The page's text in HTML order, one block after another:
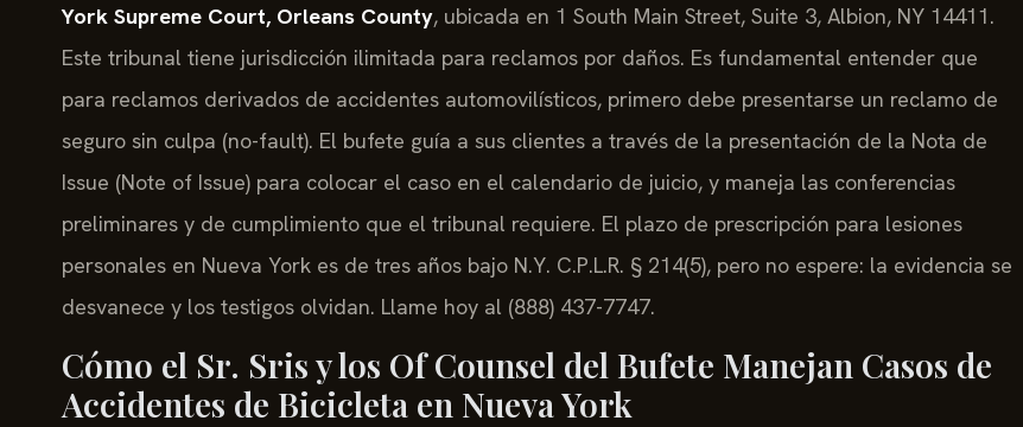
York Supreme Court, Orleans County, ubicada en 1 South Main Street, Suite 3, Albion, NY 14411.
Este tribunal tiene jurisdicción ilimitada para reclamos por daños. Es fundamental entender que
para reclamos derivados de accidentes automovilísticos, primero debe presentarse un reclamo de
seguro sin culpa (no-fault). El bufete guía a sus clientes a través de la presentación de la Nota de
Issue (Note of Issue) para colocar el caso en el calendario de juicio, y maneja las conferencias
preliminares y de cumplimiento que el tribunal requiere. El plazo de prescripción para lesiones
personales en Nueva York es de tres años bajo N.Y. C.P.L.R. § 214(5), pero no espere: la evidencia se
desvanece y los testigos olvidan. Llame hoy al (888) 437-7747.
Cómo el Sr. Sris y los Of Counsel del Bufete Manejan Casos de
Accidentes de Bicicleta en Nueva York